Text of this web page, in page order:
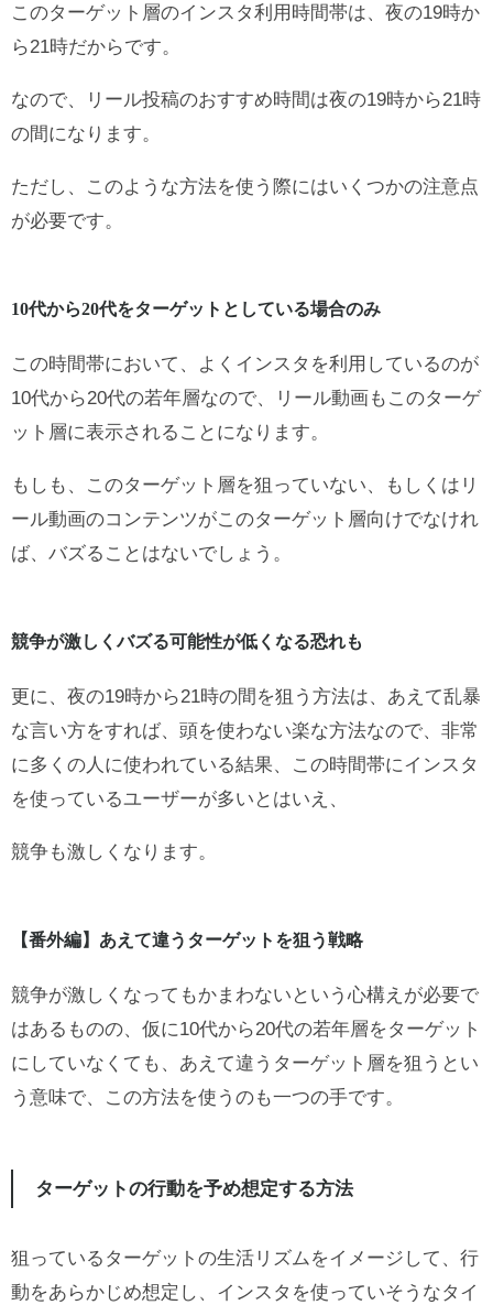
このターゲット層のインスタ利用時間帯は、夜の19時か
ら21時だからです。
なので、リール投稿のおすすめ時間は夜の19時から21時
の間になります。
ただし、このような方法を使う際にはいくつかの注意点
が必要です。
10代から20代をターゲットとしている場合のみ
この時間帯において、よくインスタを利用しているのが
10代から20代の若年層なので、リール動画もこのターゲ
ット層に表示されることになります。
もしも、このターゲット層を狙っていない、もしくはリ
ール動画のコンテンツがこのターゲット層向けでなけれ
ば、バズることはないでしょう。
競争が激しくバズる可能性が低くなる恐れも
更に、夜の19時から21時の間を狙う方法は、あえて乱暴
な言い方をすれば、頭を使わない楽な方法なので、非常
に多くの人に使われている結果、この時間帯にインスタ
を使っているユーザーが多いとはいえ、
競争も激しくなります。
【番外編】あえて違うターゲットを狙う戦略
競争が激しくなってもかまわないという心構えが必要で
はあるものの、仮に10代から20代の若年層をターゲット
にしていなくても、あえて違うターゲット層を狙うとい
う意味で、この方法を使うのも一つの手です。
ターゲットの行動を予め想定する方法
狙っているターゲットの生活リズムをイメージして、行
動をあらかじめ想定し、インスタを使っていそうなタイ